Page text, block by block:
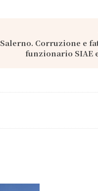
Salerno. Corruzione e
funzionario SIAE